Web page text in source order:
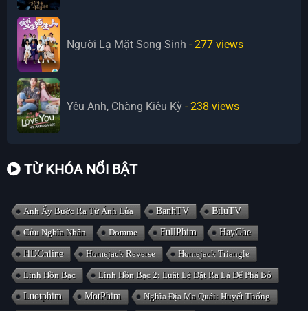
Người Lạ Mặt Song Sinh - 277 views
Yêu Anh, Chàng Kiêu Kỳ - 238 views
TỪ KHÓA NỔI BẬT
Anh Ấy Bước Ra Từ Ánh Lửa BanhTV BiluTV
Cửu Nghĩa Nhân Domme FullPhim HayGhe
HDOnline Homejack Reverse Homejack Triangle
Linh Hồn Bạc Linh Hồn Bạc 2: Luật Lệ Đặt Ra Là Để Phá Bỏ
Luotphim MotPhim Nghĩa Địa Ma Quái: Huyết Thống